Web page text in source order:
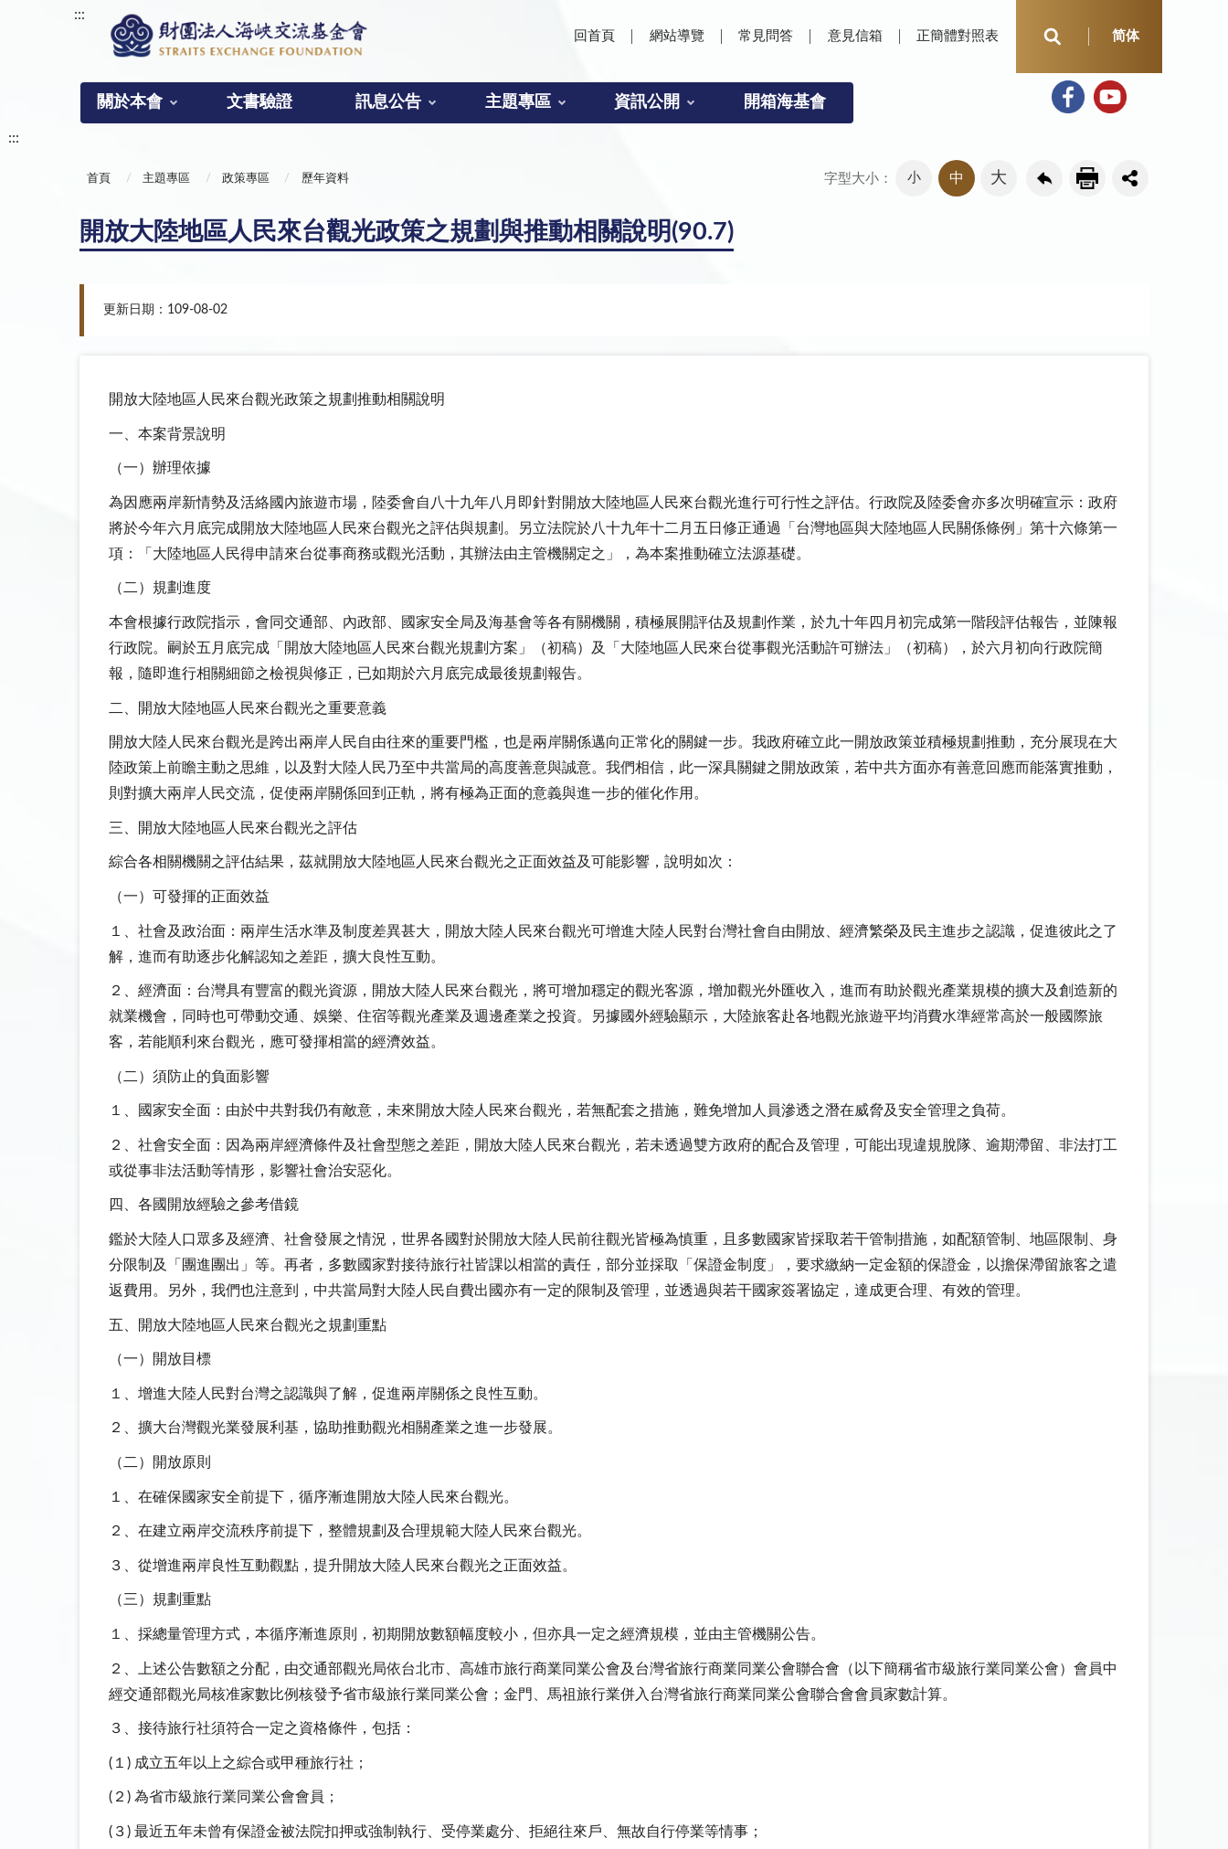
:::
回首頁 網站導覽 常見問答 意見信箱 正簡體對照表 简体
關於本會 文書驗證 訊息公告 主題專區 資訊公開 開箱海基會
:::
首頁 主題專區 政策專區 歷年資料 字型大小： 小 中 大
開放大陸地區人民來台觀光政策之規劃與推動相關說明(90.7)
更新日期：109-08-02
開放大陸地區人民來台觀光政策之規劃推動相關說明
一、本案背景說明
（一）辦理依據
為因應兩岸新情勢及活絡國內旅遊市場，陸委會自八十九年八月即針對開放大陸地區人民來台觀光進行可行性之評估。行政院及陸委會亦多次明確宣示：政府
將於今年六月底完成開放大陸地區人民來台觀光之評估與規劃。另立法院於八十九年十二月五日修正通過「台灣地區與大陸地區人民關係條例」第十六條第一
項：「大陸地區人民得申請來台從事商務或觀光活動，其辦法由主管機關定之」，為本案推動確立法源基礎。
（二）規劃進度
本會根據行政院指示，會同交通部、內政部、國家安全局及海基會等各有關機關，積極展開評估及規劃作業，於九十年四月初完成第一階段評估報告，並陳報
行政院。嗣於五月底完成「開放大陸地區人民來台觀光規劃方案」（初稿）及「大陸地區人民來台從事觀光活動許可辦法」（初稿），於六月初向行政院簡
報，隨即進行相關細節之檢視與修正，已如期於六月底完成最後規劃報告。
二、開放大陸地區人民來台觀光之重要意義
開放大陸人民來台觀光是跨出兩岸人民自由往來的重要門檻，也是兩岸關係邁向正常化的關鍵一步。我政府確立此一開放政策並積極規劃推動，充分展現在大
陸政策上前瞻主動之思維，以及對大陸人民乃至中共當局的高度善意與誠意。我們相信，此一深具關鍵之開放政策，若中共方面亦有善意回應而能落實推動，
則對擴大兩岸人民交流，促使兩岸關係回到正軌，將有極為正面的意義與進一步的催化作用。
三、開放大陸地區人民來台觀光之評估
綜合各相關機關之評估結果，茲就開放大陸地區人民來台觀光之正面效益及可能影響，說明如次：
（一）可發揮的正面效益
１、社會及政治面：兩岸生活水準及制度差異甚大，開放大陸人民來台觀光可增進大陸人民對台灣社會自由開放、經濟繁榮及民主進步之認識，促進彼此之了
解，進而有助逐步化解認知之差距，擴大良性互動。
２、經濟面：台灣具有豐富的觀光資源，開放大陸人民來台觀光，將可增加穩定的觀光客源，增加觀光外匯收入，進而有助於觀光產業規模的擴大及創造新的
就業機會，同時也可帶動交通、娛樂、住宿等觀光產業及週邊產業之投資。另據國外經驗顯示，大陸旅客赴各地觀光旅遊平均消費水準經常高於一般國際旅
客，若能順利來台觀光，應可發揮相當的經濟效益。
（二）須防止的負面影響
１、國家安全面：由於中共對我仍有敵意，未來開放大陸人民來台觀光，若無配套之措施，難免增加人員滲透之潛在威脅及安全管理之負荷。
２、社會安全面：因為兩岸經濟條件及社會型態之差距，開放大陸人民來台觀光，若未透過雙方政府的配合及管理，可能出現違規脫隊、逾期滯留、非法打工
或從事非法活動等情形，影響社會治安惡化。
四、各國開放經驗之參考借鏡
鑑於大陸人口眾多及經濟、社會發展之情況，世界各國對於開放大陸人民前往觀光皆極為慎重，且多數國家皆採取若干管制措施，如配額管制、地區限制、身
分限制及「團進團出」等。再者，多數國家對接待旅行社皆課以相當的責任，部分並採取「保證金制度」，要求繳納一定金額的保證金，以擔保滯留旅客之遣
返費用。另外，我們也注意到，中共當局對大陸人民自費出國亦有一定的限制及管理，並透過與若干國家簽署協定，達成更合理、有效的管理。
五、開放大陸地區人民來台觀光之規劃重點
（一）開放目標
１、增進大陸人民對台灣之認識與了解，促進兩岸關係之良性互動。
２、擴大台灣觀光業發展利基，協助推動觀光相關產業之進一步發展。
（二）開放原則
１、在確保國家安全前提下，循序漸進開放大陸人民來台觀光。
２、在建立兩岸交流秩序前提下，整體規劃及合理規範大陸人民來台觀光。
３、從增進兩岸良性互動觀點，提升開放大陸人民來台觀光之正面效益。
（三）規劃重點
１、採總量管理方式，本循序漸進原則，初期開放數額幅度較小，但亦具一定之經濟規模，並由主管機關公告。
２、上述公告數額之分配，由交通部觀光局依台北市、高雄市旅行商業同業公會及台灣省旅行商業同業公會聯合會（以下簡稱省市級旅行業同業公會）會員中
經交通部觀光局核准家數比例核發予省市級旅行業同業公會；金門、馬祖旅行業併入台灣省旅行商業同業公會聯合會會員家數計算。
３、接待旅行社須符合一定之資格條件，包括：
(１) 成立五年以上之綜合或甲種旅行社；
(２) 為省市級旅行業同業公會會員；
(３) 最近五年未曾有保證金被法院扣押或強制執行、受停業處分、拒絕往來戶、無故自行停業等情事；